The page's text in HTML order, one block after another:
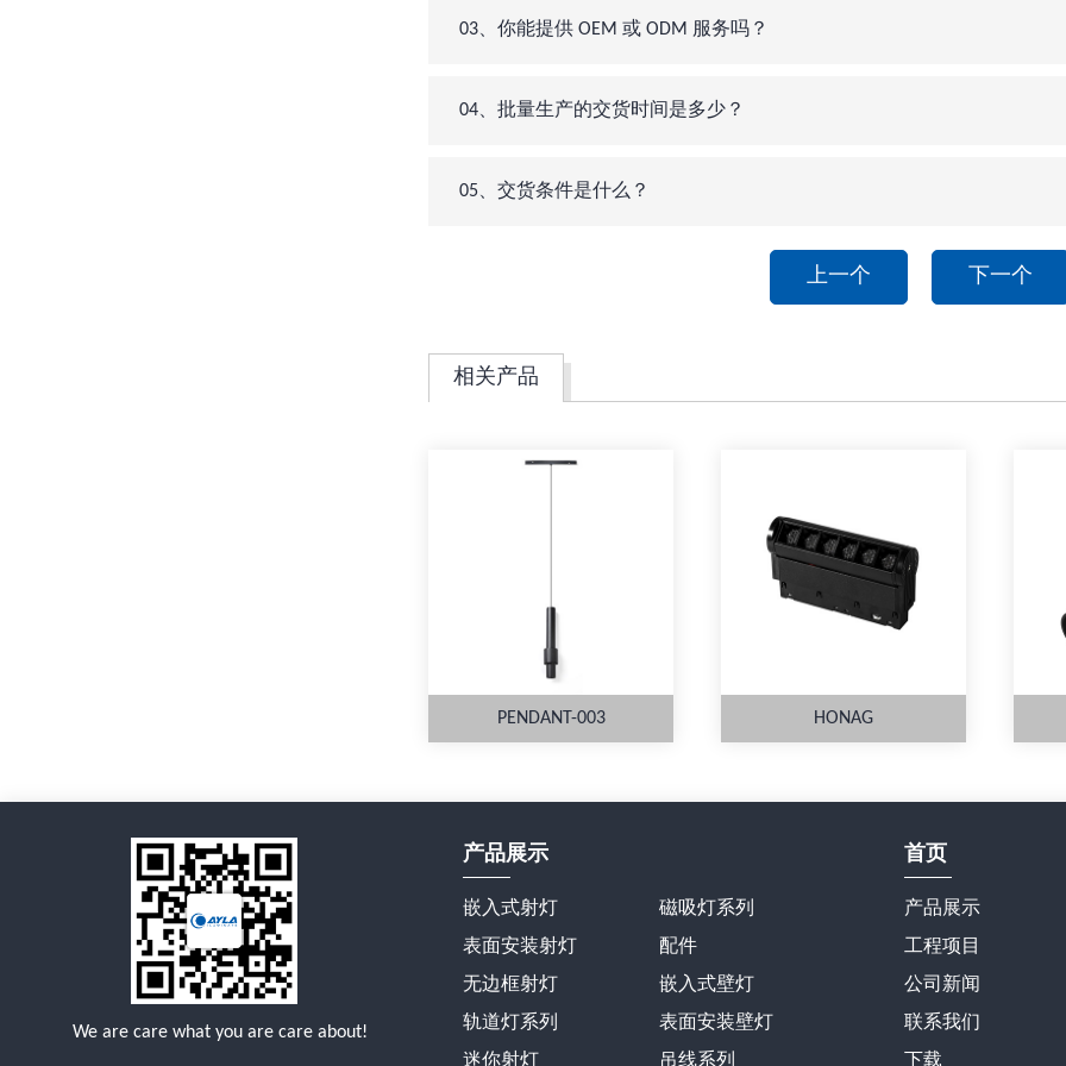
03、你能提供 OEM 或 ODM 服务吗？
04、批量生产的交货时间是多少？
05、交货条件是什么？
上一个 下一个
相关产品
详情
PENDANT-003 HONAG
We are care what you are care about!
产品展示
嵌入式射灯
表面安装射灯
无边框射灯
轨道灯系列
迷你射灯
磁吸灯系列
配件
嵌入式壁灯
表面安装壁灯
吊线系列
首页
产品展示
工程项目
公司新闻
联系我们
下载